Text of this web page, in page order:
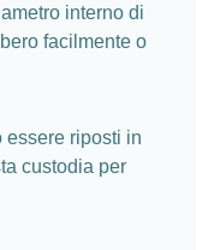
interno di
facilmente o
essere riposti in
custodia per